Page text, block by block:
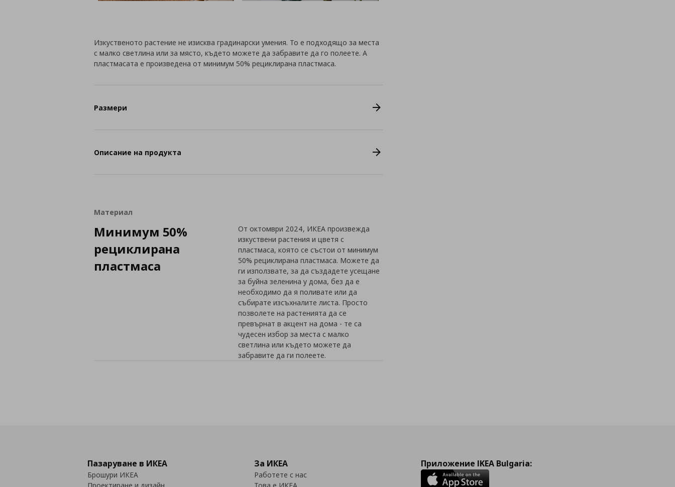
Изкуственото растение не изисква градинарски умения. То е подходящо за места
с малко светлина или за място, където можете да забравите да го полеете. А
пластмасата е произведена от минимум 50% рециклирана пластмаса.
Размери
Описание на продукта
Материал
Минимум 50%
рециклирана
пластмаса
От октомври 2024, ИКЕА произвежда
изкуствени растения и цветя с
пластмаса, която се състои от минимум
50% рециклирана пластмаса. Можете да
ги използвате, за да създадете усещане
за буйна зеленина у дома, без да е
необходимо да я поливате или да
събирате изсъхналите листа. Просто
позволете на растенията да се
превърнат в акцент на дома - те са
чудесен избор за места с малко
светлина или където можете да
забравите да ги полеете.
Пазаруване в ИКЕА
Брошури ИКЕА
За ИКЕА
Работете с нас
Приложение IKEA Bulgaria: